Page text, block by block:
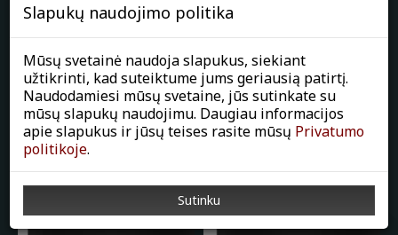
Pašildymo stalčius Miele ESW
7020 EDST/CLST
Plačiau
Pašildymo stalčius Miele ESW
7020 GRGR
Plačiau
Slapukų naudojimo politika
Mūsų svetainė naudoja slapukus, siekiant
užtikrinti, kad suteiktume jums geriausią patirtį.
Naudodamiesi mūsų svetaine, jūs sutinkate su
mūsų slapukų naudojimu. Daugiau informacijos
apie slapukus ir jūsų teises rasite mūsų Privatumo
politikoje.
Sutinku